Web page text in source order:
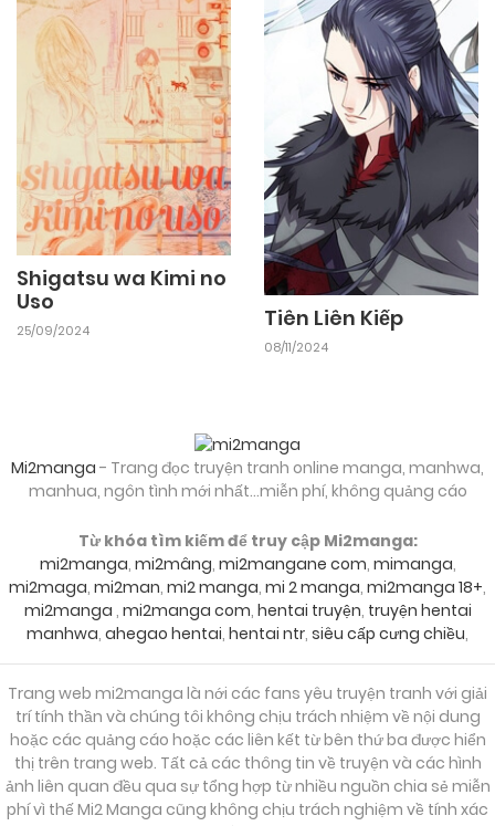
Shigatsu wa Kimi no
Uso
25/09/2024 Tiên Liên Kiếp
08/11/2024
Mi2manga - Trang đọc truyện tranh online manga, manhwa,
manhua, ngôn tình mới nhất...miễn phí, không quảng cáo
Từ khóa tìm kiếm để truy cập Mi2manga:
mi2manga, mi2mâng, mi2mangane com, mimanga,
mi2maga, mi2man, mi2 manga, mi 2 manga, mi2manga 18+,
mi2manga , mi2manga com, hentai truyện, truyện hentai
manhwa, ahegao hentai, hentai ntr, siêu cấp cưng chiều,
Trang web mi2manga là nới các fans yêu truyện tranh với giải
trí tính thần và chúng tôi không chịu trách nhiệm về nội dung
hoặc các quảng cáo hoặc các liên kết từ bên thứ ba được hiển
thị trên trang web. Tất cả các thông tin về truyện và các hình
ảnh liên quan đều qua sự tổng hợp từ nhiều nguồn chia sẻ miễn
phí vì thế Mi2 Manga cũng không chịu trách nghiệm về tính xác